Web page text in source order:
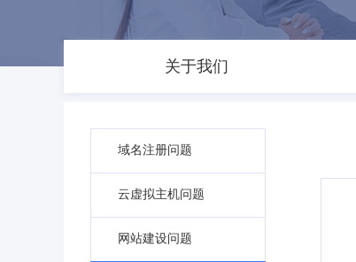
关于我们
域名注册问题
云虚拟主机问题
网站建设问题